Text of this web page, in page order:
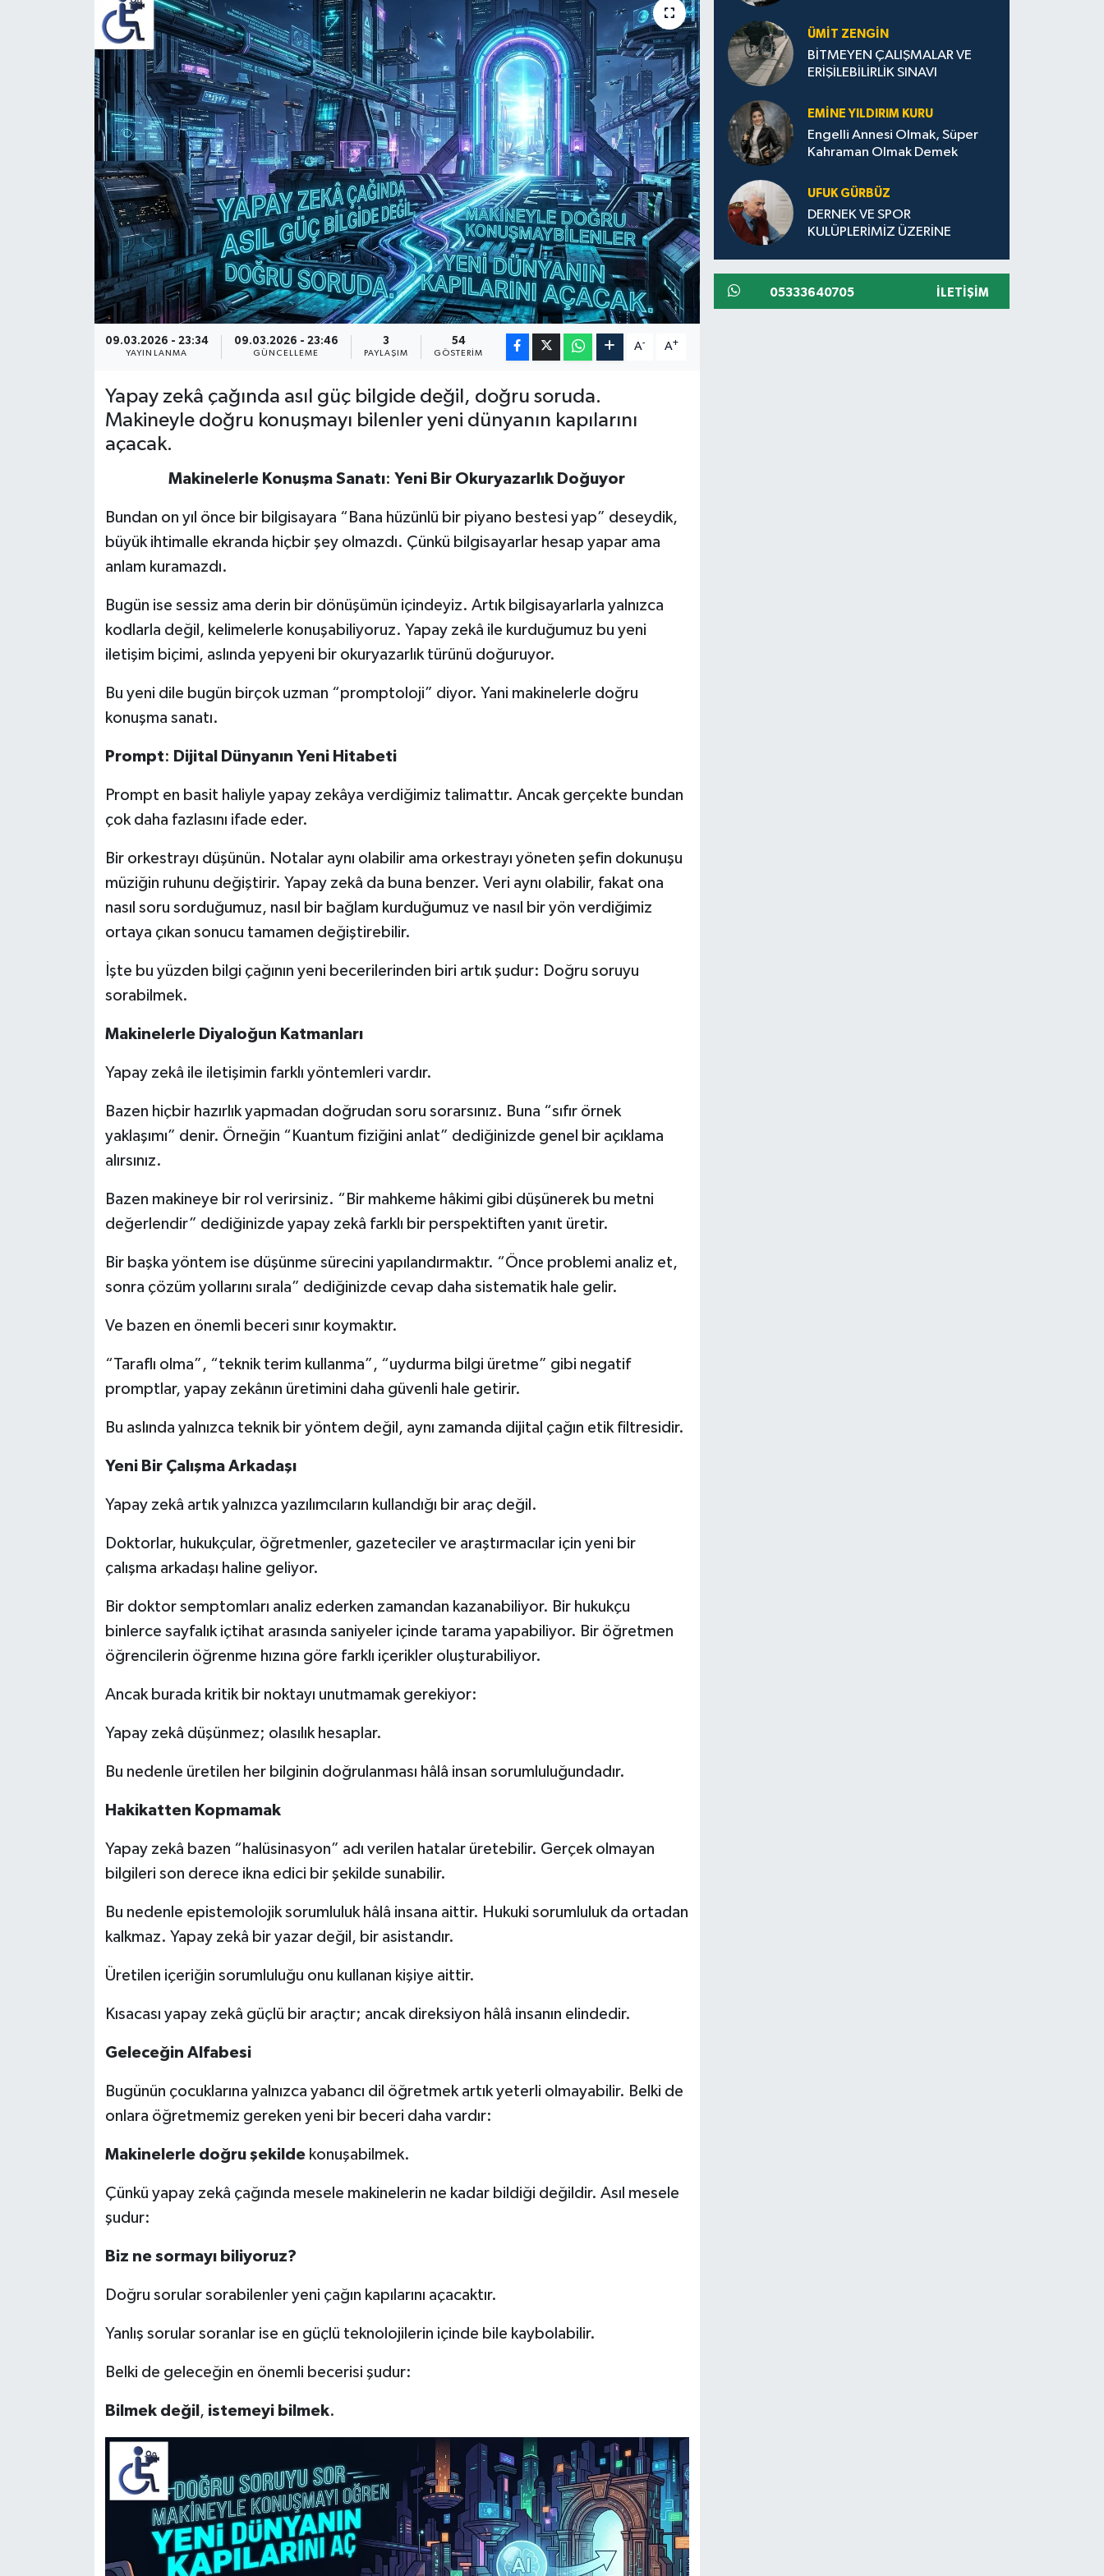
09.03.2026 - 23:34
YAYINLANMA
09.03.2026 - 23:46
GÜNCELLEME
3
PAYLAŞIM
54
GÖSTERIM
A- A+
Yapay zekâ çağında asıl güç bilgide değil, doğru soruda.
Makineyle doğru konuşmayı bilenler yeni dünyanın kapılarını
açacak.
Makinelerle Konuşma Sanatı:Yeni Bir Okuryazarlık Doğuyor
Bundan on yıl önce bir bilgisayara “Bana hüzünlü bir piyano bestesi yap” deseydik,
büyük ihtimalle ekranda hiçbir şey olmazdı. Çünkü bilgisayarlar hesap yapar ama
anlam kuramazdı.
Bugün ise sessiz ama derin bir dönüşümün içindeyiz. Artık bilgisayarlarla yalnızca
kodlarla değil, kelimelerle konuşabiliyoruz. Yapay zekâ ile kurduğumuz bu yeni
iletişim biçimi, aslında yepyeni bir okuryazarlık türünü doğuruyor.
Bu yeni dile bugün birçok uzman “promptoloji” diyor. Yani makinelerle doğru
konuşma sanatı.
Prompt: Dijital Dünyanın Yeni Hitabeti
Prompt en basit haliyle yapay zekâya verdiğimiz talimattır. Ancak gerçekte bundan
çok daha fazlasını ifade eder.
Bir orkestrayı düşünün. Notalar aynı olabilir ama orkestrayı yöneten şefin dokunuşu
müziğin ruhunu değiştirir. Yapay zekâ da buna benzer. Veri aynı olabilir, fakat ona
nasıl soru sorduğumuz, nasıl bir bağlam kurduğumuz ve nasıl bir yön verdiğimiz
ortaya çıkan sonucu tamamen değiştirebilir.
İşte bu yüzden bilgi çağının yeni becerilerinden biri artık şudur: Doğru soruyu
sorabilmek.
Makinelerle Diyaloğun Katmanları
Yapay zekâ ile iletişimin farklı yöntemleri vardır.
Bazen hiçbir hazırlık yapmadan doğrudan soru sorarsınız. Buna “sıfır örnek
yaklaşımı” denir. Örneğin “Kuantum fiziğini anlat” dediğinizde genel bir açıklama
alırsınız.
Bazen makineye bir rol verirsiniz. “Bir mahkeme hâkimi gibi düşünerek bu metni
değerlendir” dediğinizde yapay zekâ farklı bir perspektiften yanıt üretir.
Bir başka yöntem ise düşünme sürecini yapılandırmaktır. “Önce problemi analiz et,
sonra çözüm yollarını sırala” dediğinizde cevap daha sistematik hale gelir.
Ve bazen en önemli beceri sınır koymaktır.
“Taraflı olma”, “teknik terim kullanma”, “uydurma bilgi üretme” gibi negatif
promptlar, yapay zekânın üretimini daha güvenli hale getirir.
Bu aslında yalnızca teknik bir yöntem değil, aynı zamanda dijital çağın etik filtresidir.
Yeni Bir Çalışma Arkadaşı
Yapay zekâ artık yalnızca yazılımcıların kullandığı bir araç değil.
Doktorlar, hukukçular, öğretmenler, gazeteciler ve araştırmacılar için yeni bir
çalışma arkadaşı haline geliyor.
Bir doktor semptomları analiz ederken zamandan kazanabiliyor. Bir hukukçu
binlerce sayfalık içtihat arasında saniyeler içinde tarama yapabiliyor. Bir öğretmen
öğrencilerin öğrenme hızına göre farklı içerikler oluşturabiliyor.
Ancak burada kritik bir noktayı unutmamak gerekiyor:
Yapay zekâ düşünmez; olasılık hesaplar.
Bu nedenle üretilen her bilginin doğrulanması hâlâ insan sorumluluğundadır.
Hakikatten Kopmamak
Yapay zekâ bazen “halüsinasyon” adı verilen hatalar üretebilir. Gerçek olmayan
bilgileri son derece ikna edici bir şekilde sunabilir.
Bu nedenle epistemolojik sorumluluk hâlâ insana aittir. Hukuki sorumluluk da ortadan
kalkmaz. Yapay zekâ bir yazar değil, bir asistandır.
Üretilen içeriğin sorumluluğu onu kullanan kişiye aittir.
Kısacası yapay zekâ güçlü bir araçtır; ancak direksiyon hâlâ insanın elindedir.
Geleceğin Alfabesi
Bugünün çocuklarına yalnızca yabancı dil öğretmek artık yeterli olmayabilir. Belki de
onlara öğretmemiz gereken yeni bir beceri daha vardır:
Makinelerle doğru şekildekonuşabilmek.
Çünkü yapay zekâ çağında mesele makinelerin ne kadar bildiği değildir. Asıl mesele
şudur:
Biz ne sormayı biliyoruz?
Doğru sorular sorabilenler yeni çağın kapılarını açacaktır.
Yanlış sorular soranlar ise en güçlü teknolojilerin içinde bile kaybolabilir.
Belki de geleceğin en önemli becerisi şudur:
Bilmek değil , istemeyi bilmek.
ÜMIT ZENGİN
BİTMEYEN ÇALIŞMALAR VE
ERİŞİLEBİLİRLİK SINAVI
EMINE YILDIRIM KURU
Engelli Annesi Olmak, Süper
Kahraman Olmak Demek
UFUK GÜRBÜZ
DERNEK VE SPOR
KULÜPLERİMİZ ÜZERİNE
05333640705 İLETIŞIM